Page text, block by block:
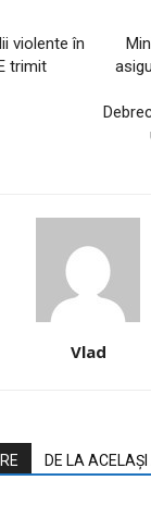
violente în
trimit
Vlad
DE LA